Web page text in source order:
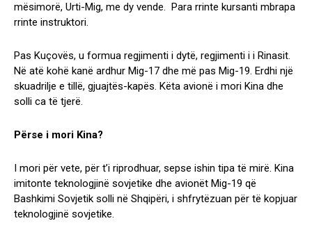
mësimorë, Urti-Mig, me dy vende. Para rrinte kursanti mbrapa
rrinte instruktori.
Pas Kuçovës, u formua regjimenti i dytë, regjimenti i i Rinasit.
Në atë kohë kanë ardhur Mig-17 dhe më pas Mig-19. Erdhi një
skuadrilje e tillë, gjuajtës-kapës. Këta avionë i mori Kina dhe
solli ca të tjerë.
Përse i mori Kina?
I mori për vete, për t’i riprodhuar, sepse ishin tipa të mirë. Kina
imitonte teknologjinë sovjetike dhe avionët Mig-19 që
Bashkimi Sovjetik solli në Shqipëri, i shfrytëzuan për të kopjuar
teknologjinë sovjetike.